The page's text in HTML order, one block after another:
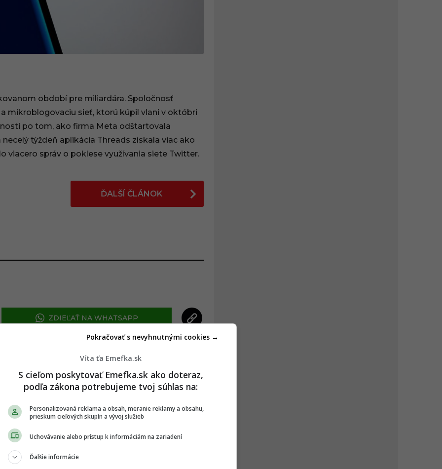
období pre miliardára. Spoločnosť
mikroblogovaciu sieť, ktorú kúpil vlani v októbri
po tom, ako firma Meta odštartovala
týždeň aplikácia Threads získala viac ako
viacero správ o poklese využívania siete Twitter.
ĎALŠÍ ČLÁNOK
ZDIEĽAŤ NA WHATSAPP
na Google Správy
žiadne dôležité novinky.
Sledovať
na hviezdičku★Sledovať
Víta ťa Emefka.sk
S cieľom poskytovať Emefka.sk ako doteraz,
podľa zákona potrebujeme tvoj súhlas na:
Personalizovaná reklama a obsah, meranie reklamy a obsahu,
prieskum cieľových skupín a vývoj služieb
Uchovávanie alebo prístup k informáciám na zariadení
Ďalšie informácie
Pokračovať s nevyhnutnými cookies →